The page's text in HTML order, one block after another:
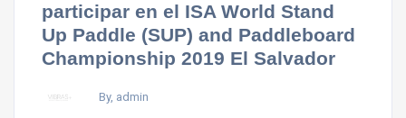
participar en el ISA World Stand
Up Paddle (SUP) and Paddleboard
Championship 2019 El Salvador
By, admin